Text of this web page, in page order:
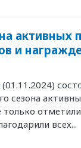
активных
и
сезона
всех...